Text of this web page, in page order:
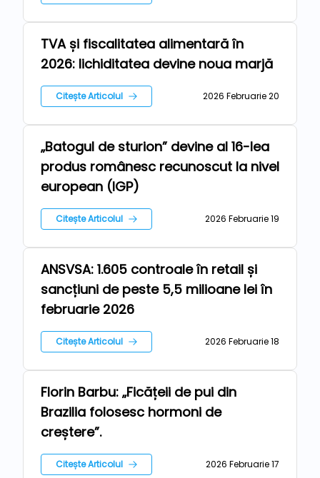
Repere
TVA și fiscalitatea alimentară în
2026: lichiditatea devine noua marjă
Citește Articolul 2026 Februarie 20
Repere
„Batogul de sturion” devine al 16-lea
produs românesc recunoscut la nivel
european (IGP)
Citește Articolul 2026 Februarie 19
Repere
ANSVSA: 1.605 controale în retail și
sancțiuni de peste 5,5 milioane lei în
februarie 2026
Citește Articolul 2026 Februarie 18
Repere
Florin Barbu: „Ficățeii de pui din
Brazilia folosesc hormoni de
creștere”.
Citește Articolul 2026 Februarie 17